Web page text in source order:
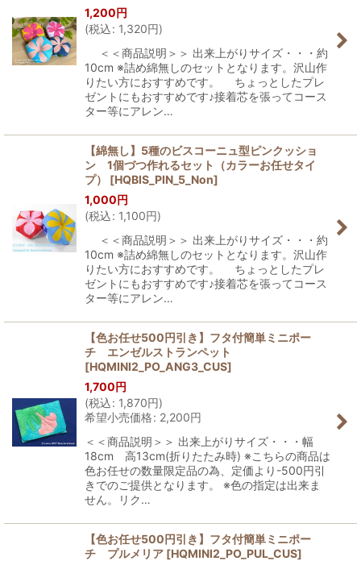
1,200円
(税込: 1,320円)
＜＜商品説明＞＞ 出来上がりサイズ・・・約
10cm ※詰め綿無しのセットとなります。沢山作
りたい方におすすめです。 ちょっとしたプレ
ゼントにもおすすめです♪接着芯を張ってコース
ター等にアレン…
【綿無し】5種のビスコーニュ型ピンクッショ
ン 1個づつ作れるセット（カラーお任せタイ
プ）
[HQBIS_PIN_5_Non]
1,000円
(税込: 1,100円)
＜＜商品説明＞＞ 出来上がりサイズ・・・約
10cm ※詰め綿無しのセットとなります。沢山作
りたい方におすすめです。 ちょっとしたプレ
ゼントにもおすすめです♪接着芯を張ってコース
ター等にアレン…
【色お任せ500円引き】フタ付簡単ミニポー
チ エンゼルストランペット
[HQMINI2_PO_ANG3_CUS]
1,700円
(税込: 1,870円)
希望小売価格: 2,200円
＜＜商品説明＞＞ 出来上がりサイズ・・・幅
18cm 高13cm(折りたたみ時) ※こちらの商品は
色お任せの数量限定品の為、定価より-500円引
きでのご提供となります。 ※色の指定は出来ま
せん。リク…
【色お任せ500円引き】フタ付簡単ミニポー
チ プルメリア [HQMINI2_PO_PUL_CUS]